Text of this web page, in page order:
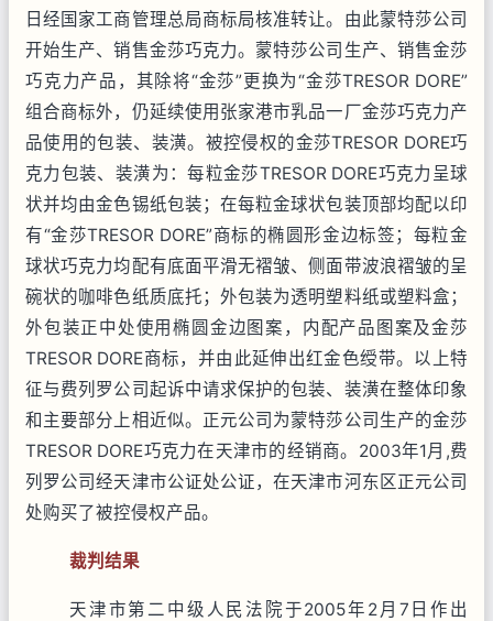
日经国家工商管理总局商标局核准转让。由此蒙特莎公司
开始生产、销售金莎巧克力。蒙特莎公司生产、销售金莎
巧克力产品，其除将“金莎”更换为“金莎TRESOR DORE”
组合商标外，仍延续使用张家港市乳品一厂金莎巧克力产
品使用的包装、装潢。被控侵权的金莎TRESOR DORE巧
克力包装、装潢为：每粒金莎TRESOR DORE巧克力呈球
状并均由金色锡纸包装；在每粒金球状包装顶部均配以印
有“金莎TRESOR DORE”商标的椭圆形金边标签；每粒金
球状巧克力均配有底面平滑无褶皱、侧面带波浪褶皱的呈
碗状的咖啡色纸质底托；外包装为透明塑料纸或塑料盒；
外包装正中处使用椭圆金边图案，内配产品图案及金莎
TRESOR DORE商标，并由此延伸出红金色绶带。以上特
征与费列罗公司起诉中请求保护的包装、装潢在整体印象
和主要部分上相近似。正元公司为蒙特莎公司生产的金莎
TRESOR DORE巧克力在天津市的经销商。 2003年1月 ,费
列罗公司经天津市公证处公证，在天津市河东区正元公司
处购买了被控侵权产品。
裁判结果
天津市第二中级人民法院于2005年 2月 7 日作出